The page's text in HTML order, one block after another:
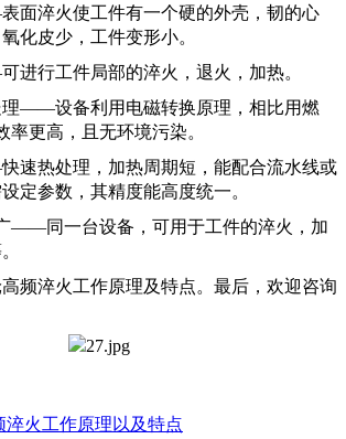
表面淬火使工件有一个硬的外壳，韧的心
化皮少，工件变形小。
可进行工件局部的淬火，退火，加热。
——设备利用电磁转换原理，相比用燃
率更高， 且 无环境污染。
快速热处理，加热周期短，能配合流水线或
定参数，其精度能高度统一。
——同一台设备，可用于工件的淬火，加
频淬火工作原理及特点。最后，欢迎咨询
淬火工作原理以及特点